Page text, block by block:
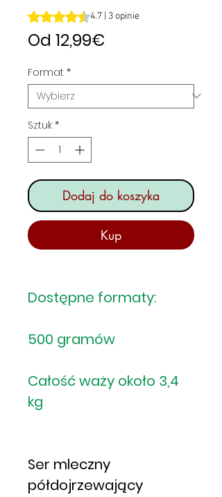
Ocena to 4.7 na pięć gwiazdek na
4.7 | 3 opinie
Od 12,99€
Format *
Sztuk *
Dodaj do koszyka
Kup
Dostępne formaty:
500 gramów
Całość waży około 3,4
kg
Ser mleczny
półdojrzewający